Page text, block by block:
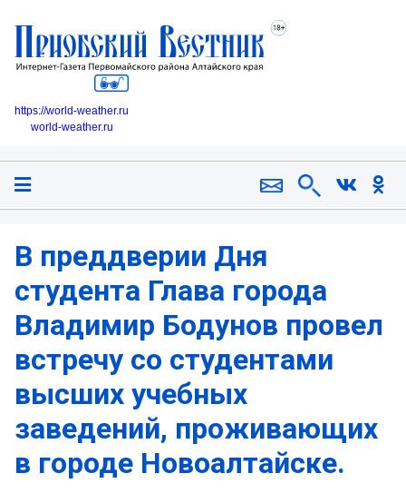
https://world-weather.ru
world-weather.ru
В преддверии Дня
студента Глава города
Владимир Бодунов провел
встречу со студентами
высших учебных
заведений, проживающих
в городе Новоалтайске.